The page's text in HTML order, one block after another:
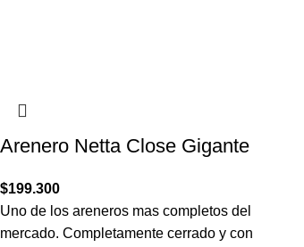
Arenero Netta Close Gigante
$199.300
Uno de los areneros mas completos del
mercado. Completamente cerrado y con